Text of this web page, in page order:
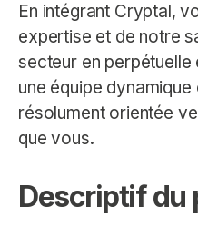
En intégrant Cryptal,
expertise et de notre
secteur en perpétuelle
une équipe
résolument orientée
que vous.
Descriptif du